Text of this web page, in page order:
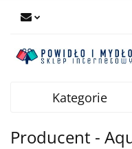
Kategorie
Producent -